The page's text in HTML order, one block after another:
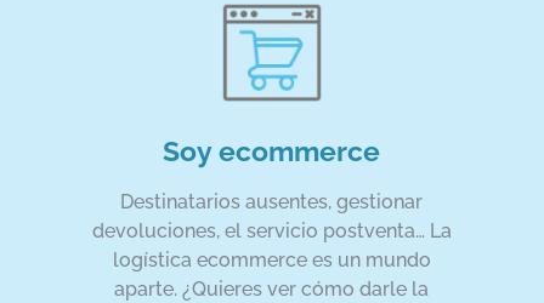
Soy ecommerce
Destinatarios ausentes, gestionar
devoluciones, el servicio postventa… La
logística ecommerce es un mundo
aparte. ¿Quieres ver cómo darle la